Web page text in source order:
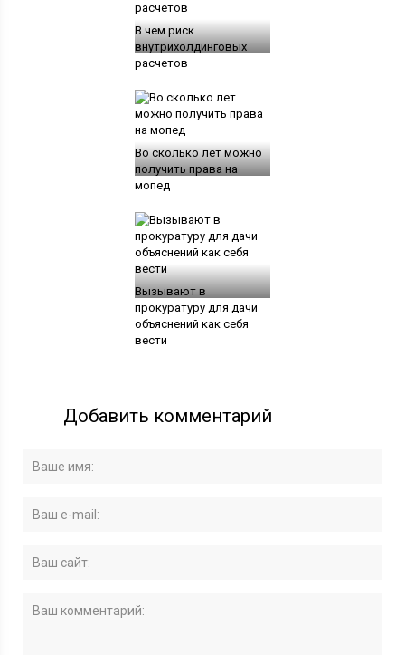
В чем риск
внутрихолдинговых
расчетов
Во сколько лет можно
получить права на
мопед
Вызывают в
прокуратуру для дачи
объяснений как себя
вести
Добавить комментарий